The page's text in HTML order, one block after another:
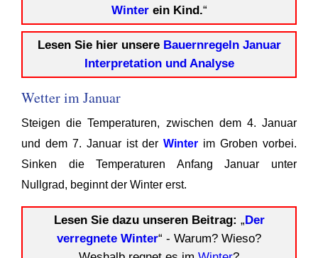
Winterein Kind.“
Lesen Sie hier unsere Bauernregeln Januar
Interpretation und Analyse
Wetter im Januar
Steigen die Temperaturen, zwischen dem 4. Januar
und dem 7. Januar ist derWinter im Groben vorbei.
Sinken die Temperaturen Anfang Januar unter
Nullgrad, beginnt der Winter erst.
Lesen Sie dazu unseren Beitrag: „Der
verregnete Winter“ - Warum? Wieso?